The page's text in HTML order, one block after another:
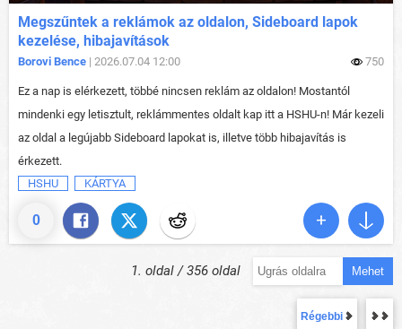
0
Megszűntek a reklámok az oldalon, Sideboard lapok
kezelése, hibajavítások
Borovi Bence | 2026.07.04 12:00 750
Ez a nap is elérkezett, többé nincsen reklám az oldalon! Mostantól
mindenki egy letisztult, reklámmentes oldalt kap itt a HSHU-n! Már kezeli
az oldal a legújabb Sideboard lapokat is, illetve több hibajavítás is
érkezett.
HSHU
KÁRTYA
1. oldal / 356 oldal Mehet
Régebbi